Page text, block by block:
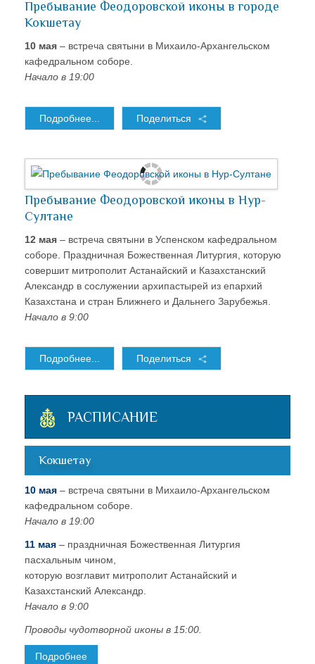
Пребывание Феодоровской иконы в городе
Кокшетау
10 мая – встреча святыни в Михаило-Архангельском
кафедральном соборе.
Начало в 19:00
Подробнее... Поделиться
Пребывание Феодоровской иконы в Нур-
Султане
12 мая – встреча святыни в Успенском кафедральном
соборе. Праздничная Божественная Литургия, которую
совершит митрополит Астанайский и Казахстанский
Александр в сослужении архипастырей из епархий
Казахстана и стран Ближнего и Дальнего Зарубежья.
Начало в 9:00
Подробнее... Поделиться
РАСПИСАНИЕ
Кокшетау
10 мая – встреча святыни в Михаило-Архангельском
кафедральном соборе.
Начало в 19:00
11 мая – праздничная Божественная Литургия
пасхальным чином,
которую возглавит митрополит Астанайский и
Казахстанский Александр.
Начало в 9:00
Проводы чудотворной иконы в 15:00.
Подробнее